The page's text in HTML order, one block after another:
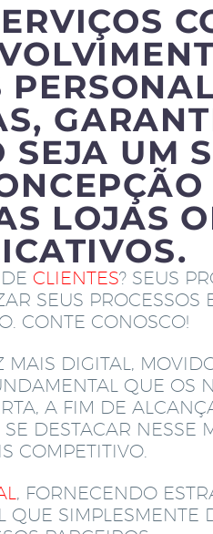
SEJA UM
LOJAS
CLIENTES? SEUS
SEUS PROCESSOS
CONTE CONOSCO!
DIGITAL,
QUE OS
A FIM DE
DESTACAR NESSE
COMPETITIVO.
, FORNECENDO
QUE SIMPLESMENTE